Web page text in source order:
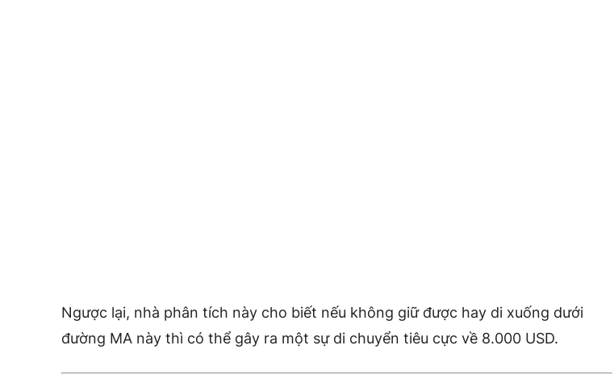
Ngược lại, nhà phân tích này cho biết nếu không giữ được hay di xuống dưới
đường MA này thì có thể gây ra một sự di chuyển tiêu cực về 8.000 USD.